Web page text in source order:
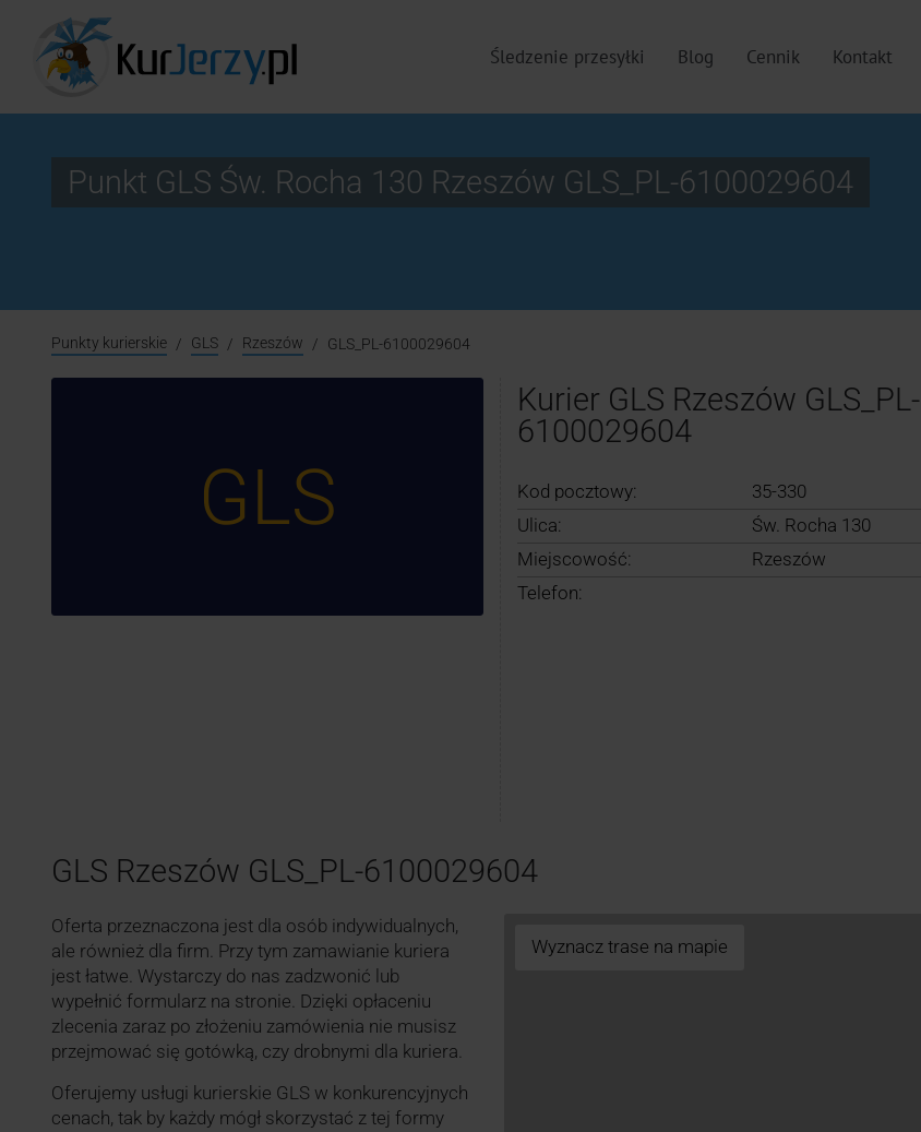
Śledzenie przesyłki Blog Cennik Kontakt
Punkt GLS Św. Rocha 130 Rzeszów GLS_PL-6100029604
Punkty kurierskie GLS Rzeszów GLS_PL-6100029604
GLS
Kurier GLS Rzeszów GLS_PL-
6100029604
Kod pocztowy:
35-330
Ulica:
Św. Rocha 130
Miejscowość:
Rzeszów
Telefon:
GLS Rzeszów GLS_PL-6100029604
Oferta przeznaczona jest dla osób indywidualnych,
ale również dla firm. Przy tym zamawianie kuriera
jest łatwe. Wystarczy do nas zadzwonić lub
wypełnić formularz na stronie. Dzięki opłaceniu
zlecenia zaraz po złożeniu zamówienia nie musisz
przejmować się gotówką, czy drobnymi dla kuriera.
Oferujemy usługi kurierskie GLS w konkurencyjnych
cenach, tak by każdy mógł skorzystać z tej formy
Wyznacz trase na mapie